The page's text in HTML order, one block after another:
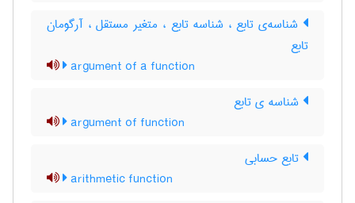
شناسه‌ی تابع ، شناسه تابع ، متغیر مستقل ، آرگومان
تابع
argument of a function
شناسه ی تابع
argument of function
تابع حسابی
arithmetic function